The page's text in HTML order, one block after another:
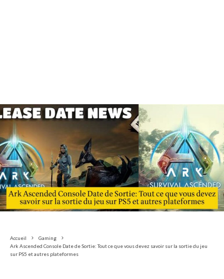
Accueil
Gaming
Ark Ascended Console Date de Sortie: Tout ce que vous devez savoir sur la sortie du jeu
sur PS5 et autres plateformes